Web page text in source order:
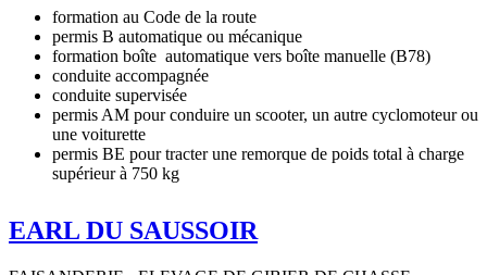
formation au Code de la route
permis B automatique ou mécanique
formation boîte automatique vers boîte manuelle (B78)
conduite accompagnée
conduite supervisée
permis AM pour conduire un scooter, un autre cyclomoteur ou
une voiturette
permis BE pour tracter une remorque de poids total à charge
supérieur à 750 kg
EARL DU SAUSSOIR